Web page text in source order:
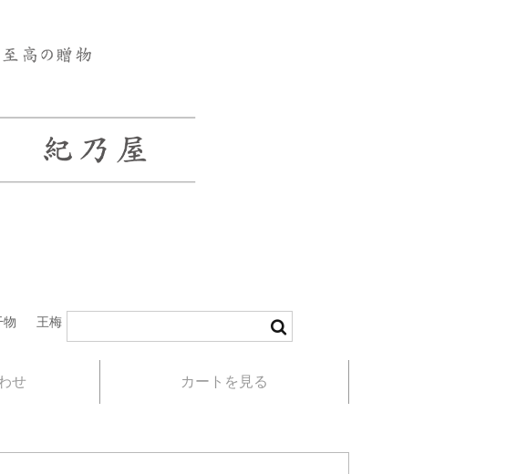
物 王梅
せ カートを見る